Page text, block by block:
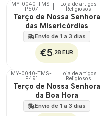
🇵🇹
100%
MY-0040-TMS-
P507
Loja de artigos
Religiosos
Terço de Nossa Senhora
das Misericórdias
Envio de 1 a 3 dias
€5,28 EUR
🇵🇹
100%
MY-0040-TMS-
P491
Loja de artigos
Religiosos
Terço de Nossa Senhora
da Boa Hora
Envio de 1 a 3 dias